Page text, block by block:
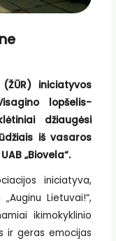
iniciatyvos
lopšelis-
džiaugėsi
iš vasaros
„Biovela“.
iniciatyva,
Lietuvai!“,
ikimokyklinio
ir geras emocijas